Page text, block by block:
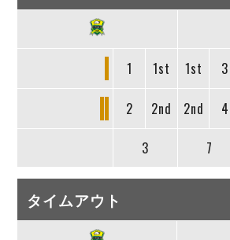
1 1st 1st 3
2 2nd 2nd 4
3 7
タイムアウト